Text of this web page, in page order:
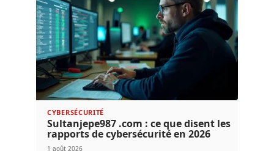
CYBERSÉCURITÉ
Sultanjepe987 .com : ce que disent les
rapports de cybersécurité en 2026
1 août 2026